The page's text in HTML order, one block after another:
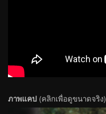
ภาพแคป (คลิกเพื่อดูขนาดจริง)